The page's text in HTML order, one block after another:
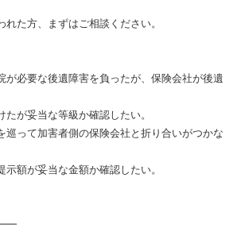
た方、まずはご相談ください。
が必要な後遺障害を負ったが、保険会社が後遺
たが妥当な等級か確認したい。
巡って加害者側の保険会社と折り合いがつかな
示額が妥当な金額か確認したい。